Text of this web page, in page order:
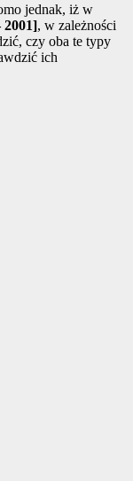
jednak, iż w
2001], w zależności
czy oba te typy
ich